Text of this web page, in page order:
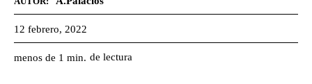
12 febrero, 2022
menos de 1 min. de lectura